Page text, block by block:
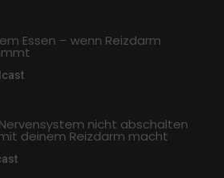
Essen – wenn Reizdarm
nicht abschalten
deinem Reizdarm macht